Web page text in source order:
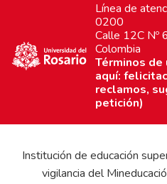
Línea de
0200
Calle 12C Nº
Colombia
Términos de
aquí:
reclamos,
petición)
Institución de educación
vigilancia del